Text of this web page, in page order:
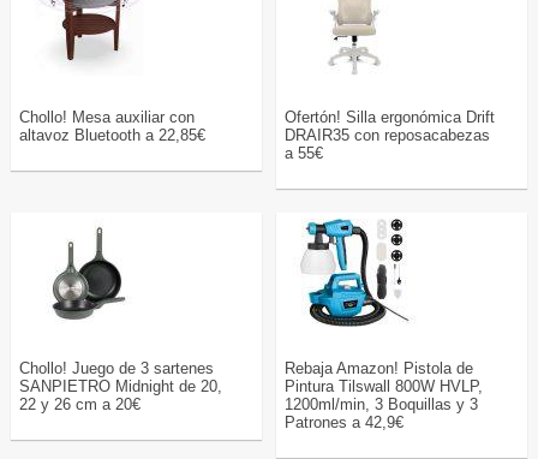
Chollo! Mesa auxiliar con
altavoz Bluetooth a 22,85€
Ofertón! Silla ergonómica Drift
DRAIR35 con reposacabezas
a 55€
Chollo! Juego de 3 sartenes
SANPIETRO Midnight de 20,
22 y 26 cm a 20€
Rebaja Amazon! Pistola de
Pintura Tilswall 800W HVLP,
1200ml/min, 3 Boquillas y 3
Patrones a 42,9€